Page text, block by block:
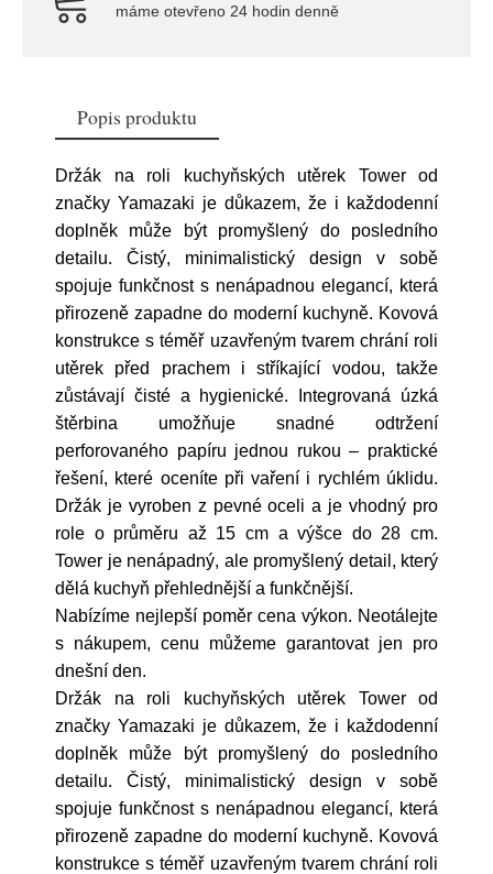
máme otevřeno 24 hodin denně
Popis produktu
Držák na roli kuchyňských utěrek Tower od
značky Yamazaki je důkazem, že i každodenní
doplněk může být promyšlený do posledního
detailu. Čistý, minimalistický design v sobě
spojuje funkčnost s nenápadnou elegancí, která
přirozeně zapadne do moderní kuchyně. Kovová
konstrukce s téměř uzavřeným tvarem chrání roli
utěrek před prachem i stříkající vodou, takže
zůstávají čisté a hygienické. Integrovaná úzká
štěrbina umožňuje snadné odtržení
perforovaného papíru jednou rukou – praktické
řešení, které oceníte při vaření i rychlém úklidu.
Držák je vyroben z pevné oceli a je vhodný pro
role o průměru až 15 cm a výšce do 28 cm.
Tower je nenápadný, ale promyšlený detail, který
dělá kuchyň přehlednější a funkčnější.
Nabízíme nejlepší poměr cena výkon. Neotálejte
s nákupem, cenu můžeme garantovat jen pro
dnešní den.
Držák na roli kuchyňských utěrek Tower od
značky Yamazaki je důkazem, že i každodenní
doplněk může být promyšlený do posledního
detailu. Čistý, minimalistický design v sobě
spojuje funkčnost s nenápadnou elegancí, která
přirozeně zapadne do moderní kuchyně. Kovová
konstrukce s téměř uzavřeným tvarem chrání roli